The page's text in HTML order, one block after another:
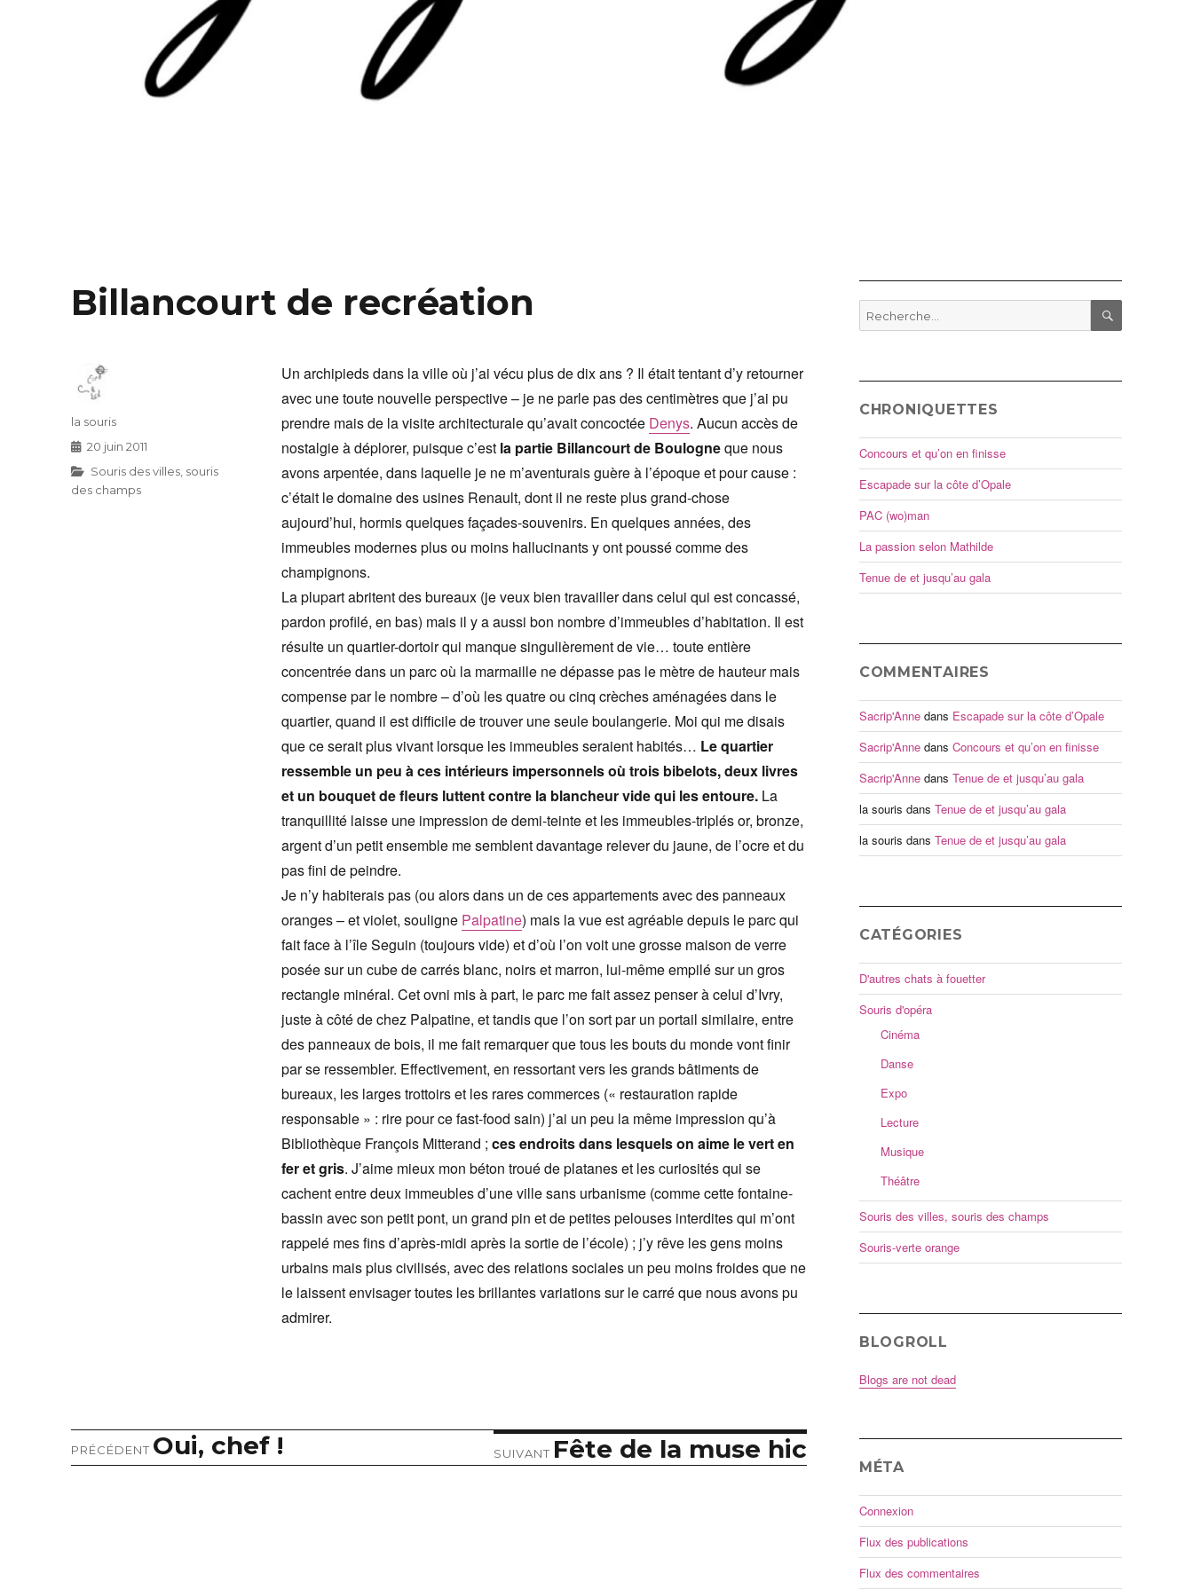
Billancourt de recréation
Un archipieds dans la ville où j’ai vécu plus de dix ans ? Il était tentant d’y retourner
avec une toute nouvelle perspective – je ne parle pas des centimètres que j’ai pu
prendre mais de la visite architecturale qu’avait concoctée Denys. Aucun accès de
nostalgie à déplorer, puisque c’est la partie Billancourt de Boulogneque nous
avons arpentée, dans laquelle je ne m’aventurais guère à l’époque et pour cause :
c’était le domaine des usines Renault, dont il ne reste plus grand-chose
aujourd’hui, hormis quelques façades-souvenirs. En quelques années, des
immeubles modernes plus ou moins hallucinants y ont poussé comme des
champignons.
La plupart abritent des bureaux (je veux bien travailler dans celui qui est concassé,
pardon profilé, en bas) mais il y a aussi bon nombre d’immeubles d’habitation. Il est
résulte un quartier-dortoir qui manque singulièrement de vie… toute entière
concentrée dans un parc où la marmaille ne dépasse pas le mètre de hauteur mais
compense par le nombre – d’où les quatre ou cinq crèches aménagées dans le
quartier, quand il est difficile de trouver une seule boulangerie. Moi qui me disais
que ce serait plus vivant lorsque les immeubles seraient habités… Le quartier
ressemble un peu à ces intérieurs impersonnels où trois bibelots, deux livres
et un bouquet de fleurs luttent contre la blancheur vide qui les entoure.La
tranquillité laisse une impression de demi-teinte et les immeubles-triplés or, bronze,
argent d’un petit ensemble me semblent davantage relever du jaune, de l’ocre et du
pas fini de peindre.
Je n’y habiterais pas (ou alors dans un de ces appartements avec des panneaux
oranges – et violet, souligne Palpatine) mais la vue est agréable depuis le parc qui
fait face à l’île Seguin (toujours vide) et d’où l’on voit une grosse maison de verre
posée sur un cube de carrés blanc, noirs et marron, lui-même empilé sur un gros
rectangle minéral. Cet ovni mis à part, le parc me fait assez penser à celui d’Ivry,
juste à côté de chez Palpatine, et tandis que l’on sort par un portail similaire, entre
des panneaux de bois, il me fait remarquer que tous les bouts du monde vont finir
par se ressembler. Effectivement, en ressortant vers les grands bâtiments de
bureaux, les larges trottoirs et les rares commerces (« restauration rapide
responsable » : rire pour ce fast-food sain) j’ai un peu la même impression qu’à
Bibliothèque François Mitterand ; ces endroits dans lesquels on aime le vert en
fer et gris. J’aime mieux mon béton troué de platanes et les curiosités qui se
cachent entre deux immeubles d’une ville sans urbanisme (comme cette fontaine-
bassin avec son petit pont, un grand pin et de petites pelouses interdites qui m’ont
rappelé mes fins d’après-midi après la sortie de l’école) ; j’y rêve les gens moins
urbains mais plus civilisés, avec des relations sociales un peu moins froides que ne
le laissent envisager toutes les brillantes variations sur le carré que nous avons pu
admirer.
Auteur
la souris
Publié
20 juin 2011
Catégories
Souris des villes, souris
des champs
Navigation
PRÉCÉDENT
Article
précédent :
Oui, chef ! SUIVANT
Article
suivant :
Fête de la muse hic
Recherche
pour
RECHERCHE
CHRONIQUETTES
Concours et qu’on en finisse
Escapade sur la côte d’Opale
PAC (wo)man
La passion selon Mathilde
Tenue de et jusqu’au gala
COMMENTAIRES
Sacrip'Annedans Escapade sur la côte d’Opale
Sacrip'Annedans Concours et qu’on en finisse
Sacrip'Annedans Tenue de et jusqu’au gala
la souris dans Tenue de et jusqu’au gala
la souris dans Tenue de et jusqu’au gala
CATÉGORIES
D'autres chats à fouetter
Souris d'opéra
Cinéma
Danse
Expo
Lecture
Musique
Théâtre
Souris des villes, souris des champs
Souris-verte orange
BLOGROLL
Blogs are not dead
MÉTA
Connexion
Flux des publications
Flux des commentaires